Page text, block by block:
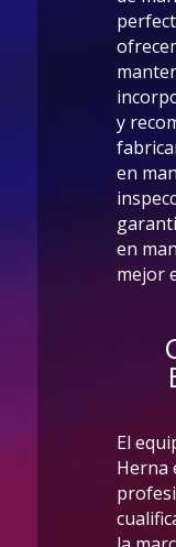
y
en
en
mejor
El
Herna